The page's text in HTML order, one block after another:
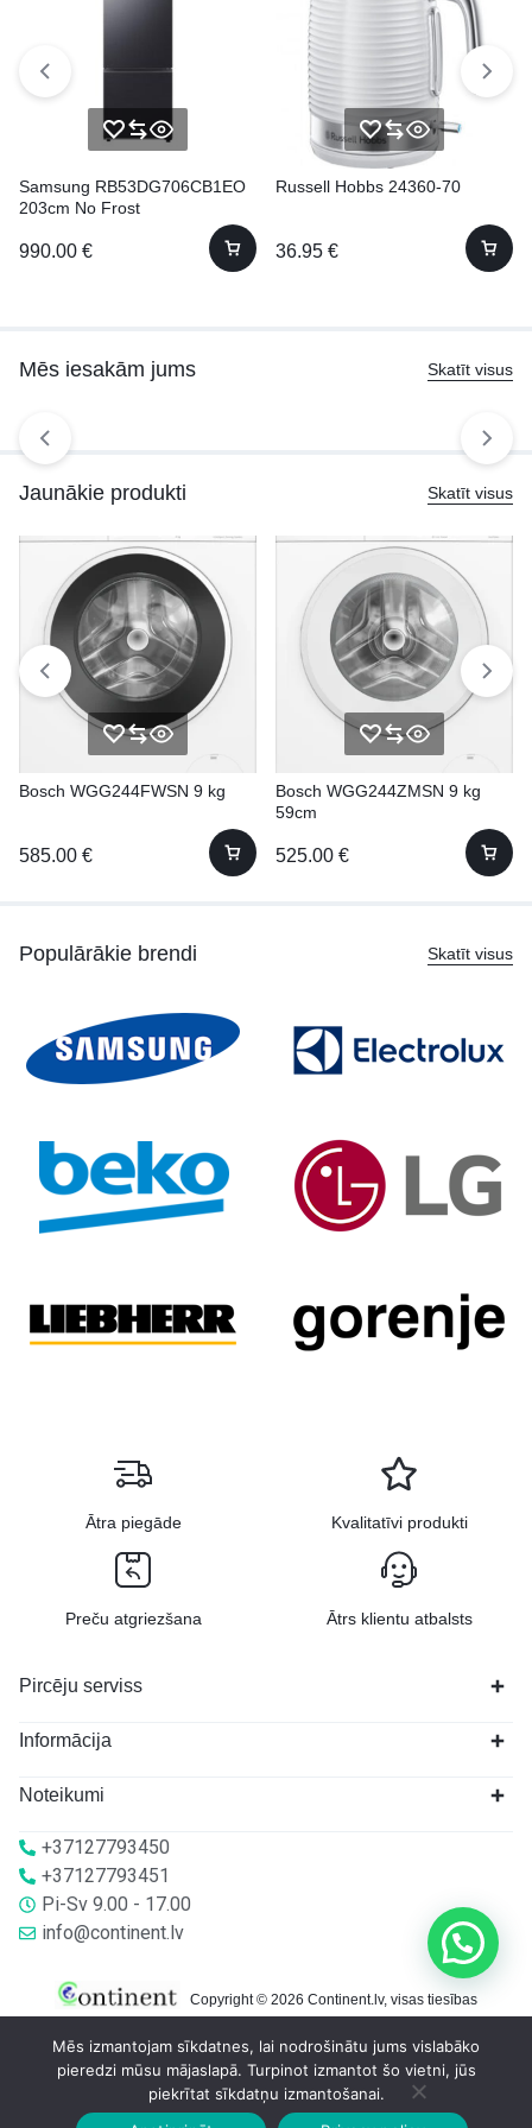
Samsung RB53DG706CB1EO
203cm No Frost
990.00 €
Russell Hobbs 24360-70
36.95 €
Mēs iesakām jums Skatīt visus
Jaunākie produkti Skatīt visus
Bosch WGG244FWSN 9 kg
585.00 €
Bosch WGG244ZMSN 9 kg
59cm
525.00 €
Populārākie brendi Skatīt visus
Ātra piegāde Kvalitatīvi produkti
Preču atgriezšana Ātrs klientu atbalsts
Pircēju serviss
Informācija
Noteikumi
+37127793450
+37127793451
Pi-Sv 9.00 - 17.00
info@continent.lv
Copyright © 2026 Continent.lv, visas tiesības
Mēs izmantojam sīkdatnes, lai nodrošinātu jums vislabāko
pieredzi mūsu mājaslapā. Turpinot izmantot šo vietni, jūs
piekrītat sīkdatņu izmantošanai.